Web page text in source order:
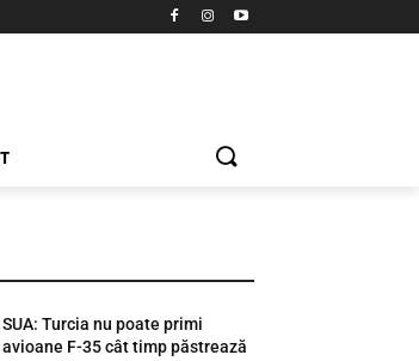
SUA: Turcia nu poate primi
avioane F-35 cât timp păstrează